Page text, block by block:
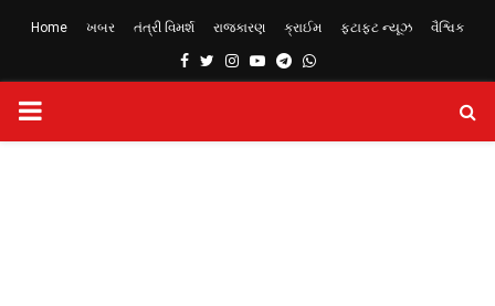
Home ખબર તંત્રી વિમર્શ રાજકારણ ક્રાઈમ ફટાફટ ન્યૂઝ વૈશ્વિક
Facebook
TwitterInstagram
YoutubeTelegram
Whatsapp
PRIMARY